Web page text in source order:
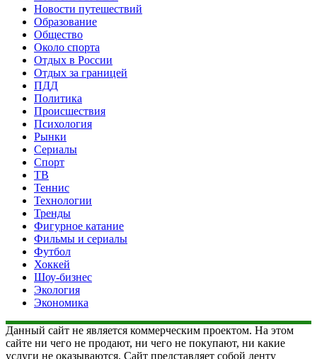
Новости путешествий
Образование
Общество
Около спорта
Отдых в России
Отдых за границей
ПДД
Политика
Происшествия
Психология
Рынки
Сериалы
Спорт
ТВ
Теннис
Технологии
Тренды
Фигурное катание
Фильмы и сериалы
Футбол
Хоккей
Шоу-бизнес
Экология
Экономика
Данный сайт не является коммерческим проектом. На этом
сайте ни чего не продают, ни чего не покупают, ни какие
услуги не оказываются. Сайт представляет собой ленту